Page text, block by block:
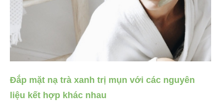
Đắp mặt nạ trà xanh trị mụn với các nguyên
liệu kết hợp khác nhau